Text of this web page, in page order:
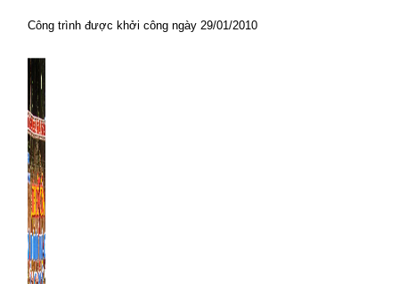
Công trình được khởi công ngày 29/01/2010